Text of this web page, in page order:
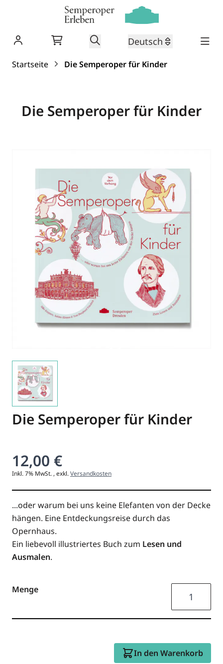
WarenkorbSuche Deutsch
Zum Inhalt springen
Startseite Die Semperoper für Kinder
Die Semperoper für Kinder
Die Semperoper für Kinder
12,00 €
Inkl. 7% MwSt., exkl.Versandkosten
...oder warum bei uns keine Elefanten von der Decke
hängen. Eine Entdeckungsreise durch das
Opernhaus.
Ein liebevoll illustriertes Buch zum Lesen und
Ausmalen.
Menge
In den Warenkorb